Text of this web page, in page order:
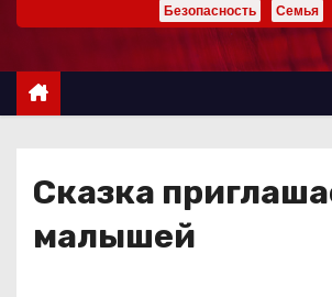
ж
Безопасность
Семья
Сказка
малышей